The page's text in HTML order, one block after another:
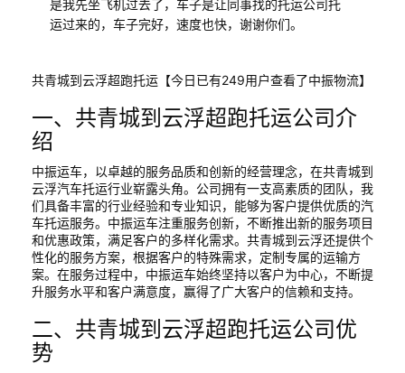
是我先坐飞机过去了，车子是让同事找的托运公司托
运过来的，车子完好，速度也快，谢谢你们。
共青城到云浮超跑托运【今日已有249用户查看了中振物流】
一、共青城到云浮超跑托运公司介
绍
中振运车，以卓越的服务品质和创新的经营理念，在共青城到
云浮汽车托运行业崭露头角。公司拥有一支高素质的团队，我
们具备丰富的行业经验和专业知识，能够为客户提供优质的汽
车托运服务。中振运车注重服务创新，不断推出新的服务项目
和优惠政策，满足客户的多样化需求。共青城到云浮还提供个
性化的服务方案，根据客户的特殊需求，定制专属的运输方
案。在服务过程中，中振运车始终坚持以客户为中心，不断提
升服务水平和客户满意度，赢得了广大客户的信赖和支持。
二、共青城到云浮超跑托运公司优
势